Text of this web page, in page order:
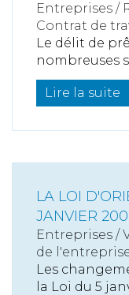
Entreprises /
Contrat de
Le délit de
nombreuses
Lire la suite
LA LOI
JANVIER
Entreprises /
de
Les
la Loi du 5